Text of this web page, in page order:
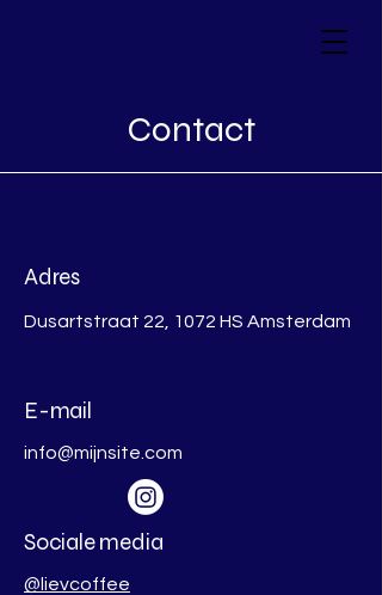
Contact
Adres
Dusartstraat 22, 1072 HS Amsterdam
E-mail
info@mijnsite.com
Sociale media
@lievcoffee